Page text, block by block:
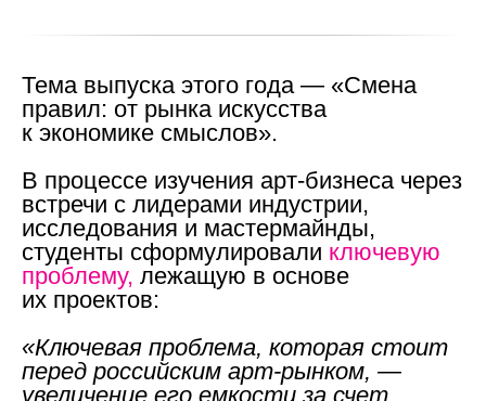
Тема выпуска этого года — «Смена
правил: от рынка искусства
к экономике смыслов».
В процессе изучения арт-бизнеса через
встречи с лидерами индустрии,
исследования и мастермайнды,
студенты сформулировали ключевую
проблему, лежащую в основе
их проектов:
«Ключевая проблема, которая стоит
перед российским арт-рынком, —
увеличение его емкости за счет